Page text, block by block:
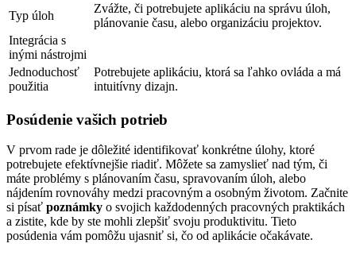
Typ úloh
Zvážte, či potrebujete aplikáciu na správu úloh,
plánovanie času, alebo organizáciu projektov.
Integrácia s
inými nástrojmi
Jednoduchosť
použitia
Potrebujete aplikáciu, ktorá sa ľahko ovláda a má
intuitívny dizajn.
Posúdenie vašich potrieb
V prvom rade je dôležité identifikovať konkrétne úlohy, ktoré
potrebujete efektívnejšie riadiť. Môžete sa zamyslieť nad tým, či
máte problémy s plánovaním času, spravovaním úloh, alebo
nájdením rovnováhy medzi pracovným a osobným životom. Začnite
si písať poznámky o svojich každodenných pracovných praktikách
a zistite, kde by ste mohli zlepšiť svoju produktivitu. Tieto
posúdenia vám pomôžu ujasniť si, čo od aplikácie očakávate.